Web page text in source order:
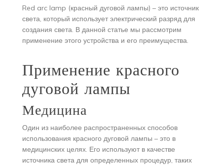
Red arc lamp (красный дуговой лампы) – это источник
света, который использует электрический разряд для
создания света. В данной статье мы рассмотрим
применение этого устройства и его преимущества.
Применение красного
дуговой лампы
Медицина
Один из наиболее распространенных способов
использования красного дуговой лампы – это в
медицинских целях. Его используют в качестве
источника света для определенных процедур, таких